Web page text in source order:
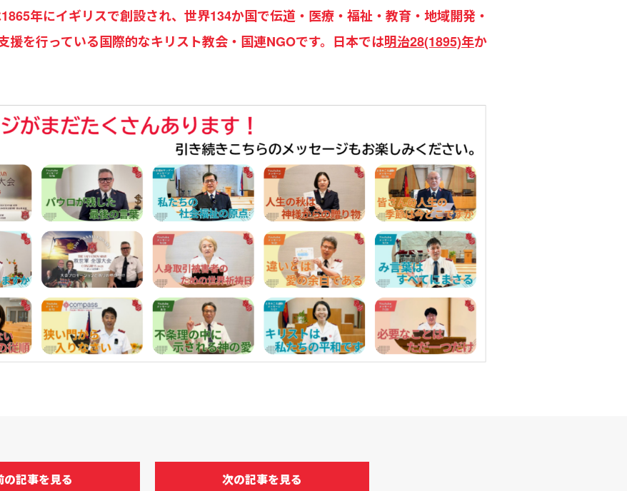
年にイギリスで創設され、世界134か国で伝道・医療・福祉・教育・地域開発・
援を行っている国際的なキリスト教会・国連NGOです。日本では明治28(1895)年か
の記事を見る 次の記事を見る